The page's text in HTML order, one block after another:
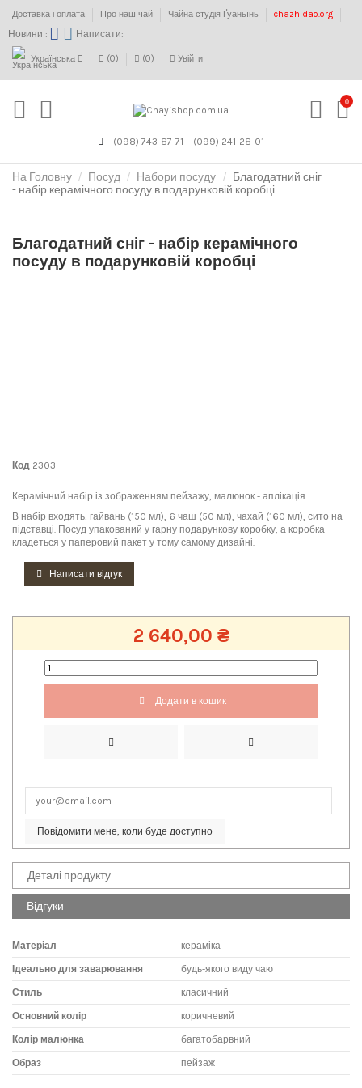
Доставка і оплата Про наш чай Чайна студія Ґуаньїнь chazhidao.org
Новини : Написати:
Українська (0) (0) Увійти
0
(098) 743-87-71 (099) 241-28-01
На Головну Посуд Набори посуду
Благодатний сніг
- набір керамічного посуду в подарунковій коробці
Благодатний сніг - набір керамічного
посуду в подарунковій коробці
Код 2303
Керамічний набір із зображенням пейзажу, малюнок - аплікація.
В набір входять: гайвань (150 мл), 6 чаш (50 мл), чахай (160 мл), сито на
підставці. Посуд упакований у гарну подарункову коробку, а коробка
кладеться у паперовий пакет у тому самому дизайні.
Написати відгук
2 640,00 ₴
Додати в кошик
Повідомити мене, коли буде доступно
Деталі продукту
Відгуки
Матеріал кераміка
Ідеально для заварювання будь-якого виду чаю
Стиль класичний
Основний колір коричневий
Колір малюнка багатобарвний
Образ пейзаж